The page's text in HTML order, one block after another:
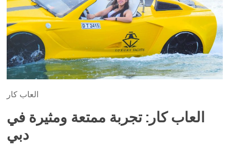
العاب كار
العاب كار: تجربة ممتعة ومثيرة في
دبي